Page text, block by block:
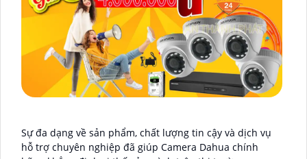
Sự đa dạng về sản phẩm, chất lượng tin cậy và dịch vụ
hỗ trợ chuyên nghiệp đã giúp Camera Dahua chính